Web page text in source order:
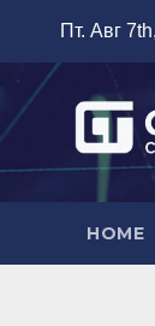
содержимому
Пт. Авг
HOME